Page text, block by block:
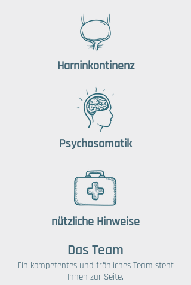
Harninkontinenz
Psychosomatik
nützliche Hinweise
Das Team
Ein kompetentes und fröhliches Team steht
Ihnen zur Seite.